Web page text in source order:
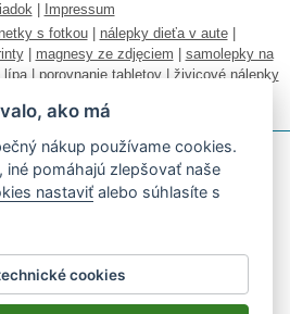
|
Impressum
s fotkou| nálepky dieťa v aute|
| magnesy ze zdjęciem
samolepky na
lípa| porovnanie tabletov| živicové nálepky
tržieb je predávajúci povinný vystaviť
ako má
nákup používame cookies.
iné pomáhajú zlepšovať naše
nastaviť alebo súhlasíte s
cookies